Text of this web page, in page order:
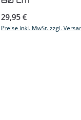
Regulärer Preis:
29,95 €
Preise inkl. MwSt. zzgl.
ein oder